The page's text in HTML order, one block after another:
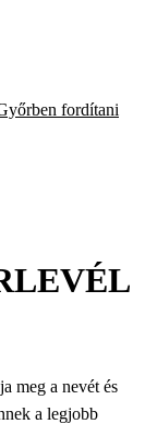
fordítani
meg a nevét és
a legjobb